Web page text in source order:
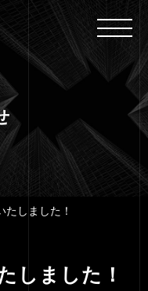
たしました！
しました！